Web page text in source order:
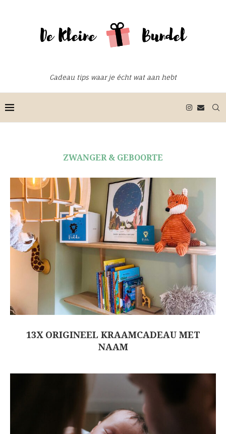
Cadeau tips waar je écht wat aan hebt
ZWANGER & GEBOORTE
13X ORIGINEEL KRAAMCADEAU MET
NAAM